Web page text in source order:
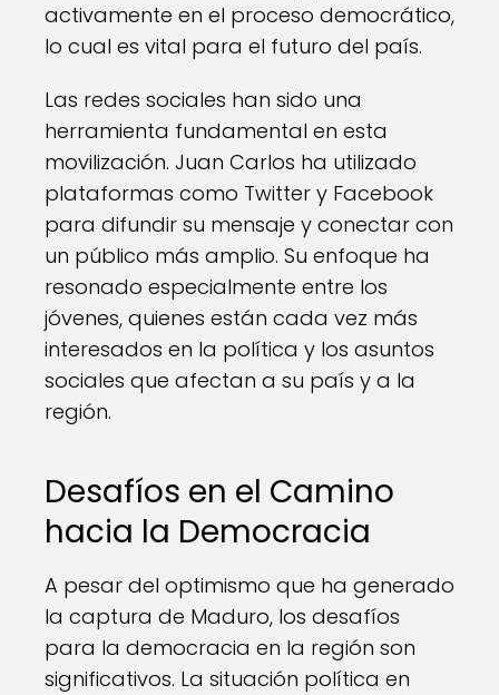
activamente en el proceso democrático,
lo cual es vital para el futuro del país.
Las redes sociales han sido una
herramienta fundamental en esta
movilización. Juan Carlos ha utilizado
plataformas como Twitter y Facebook
para difundir su mensaje y conectar con
un público más amplio. Su enfoque ha
resonado especialmente entre los
jóvenes, quienes están cada vez más
interesados en la política y los asuntos
sociales que afectan a su país y a la
región.
Desafíos en el Camino
hacia la Democracia
A pesar del optimismo que ha generado
la captura de Maduro, los desafíos
para la democracia en la región son
significativos. La situación política en